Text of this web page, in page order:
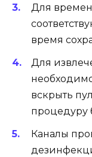
Для
время
Для
вскрыть
процедуру
Каналы